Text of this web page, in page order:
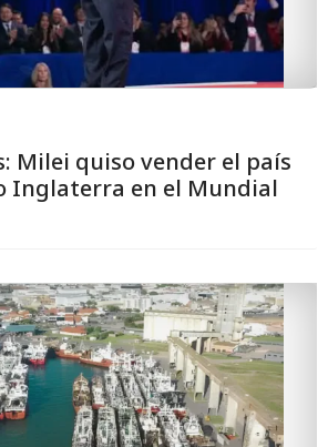
Milei quiso vender el país
Inglaterra en el Mundial